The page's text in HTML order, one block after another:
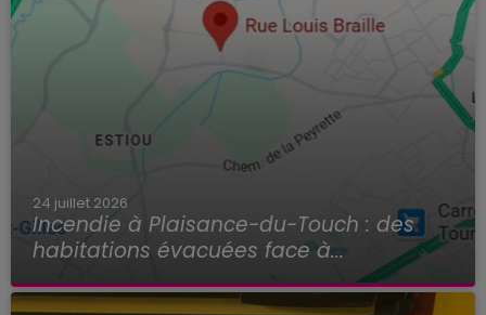
24 juillet 2026
Incendie à Plaisance-du-Touch : des
habitations évacuées face à...